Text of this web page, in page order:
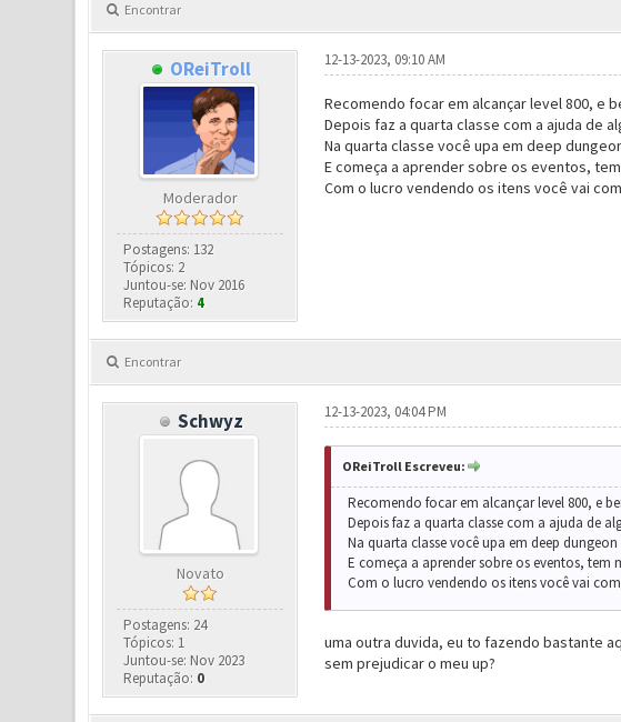
Encontrar
OReiTroll
Moderador
Postagens: 132
Tópicos: 2
Juntou-se: Nov 2016
Reputação: 4
12-13-2023, 09:10 AM
Recomendo focar em alcançar level 800, e
Depois faz a quarta classe com a ajuda de
Na quarta classe você upa em deep
E começa a aprender sobre os eventos,
Com o lucro vendendo os itens você vai
Encontrar
Schwyz
Novato
Postagens: 24
Tópicos: 1
Juntou-se: Nov 2023
Reputação: 0
12-13-2023, 04:04 PM
OReiTroll Escreveu:
Recomendo focar em alcançar level 800, e
Depois faz a quarta classe com a ajuda de
Na quarta classe você upa em deep
E começa a aprender sobre os eventos, tem
Com o lucro vendendo os itens você vai
uma outra duvida, eu to fazendo bastante
sem prejudicar o meu up?